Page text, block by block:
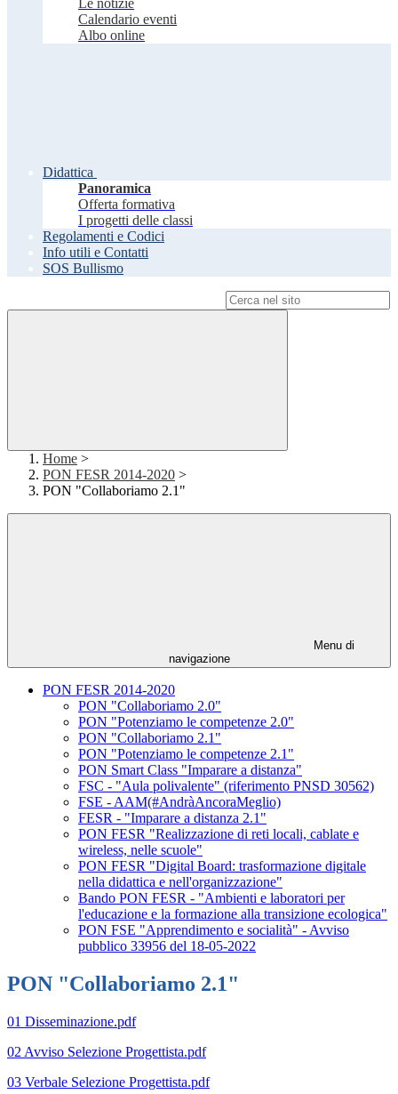
Le notizie
Calendario eventi
Albo online
Didattica
Panoramica
Offerta formativa
I progetti delle classi
Regolamenti e Codici
Info utili e Contatti
SOS Bullismo
Home >
PON FESR 2014-2020 >
PON "Collaboriamo 2.1"
Menu di
navigazione
PON FESR 2014-2020
PON "Collaboriamo 2.0"
PON "Potenziamo le competenze 2.0"
PON "Collaboriamo 2.1"
PON "Potenziamo le competenze 2.1"
PON Smart Class "Imparare a distanza"
FSC - "Aula polivalente" (riferimento PNSD 30562)
FSE - AAM(#AndràAncoraMeglio)
FESR - "Imparare a distanza 2.1"
PON FESR "Realizzazione di reti locali, cablate e
wireless, nelle scuole"
PON FESR "Digital Board: trasformazione digitale
nella didattica e nell'organizzazione"
Bando PON FESR - "Ambienti e laboratori per
l'educazione e la formazione alla transizione ecologica"
PON FSE "Apprendimento e socialità" - Avviso
pubblico 33956 del 18-05-2022
PON "Collaboriamo 2.1"
01 Disseminazione.pdf
02 Avviso Selezione Progettista.pdf
03 Verbale Selezione Progettista.pdf